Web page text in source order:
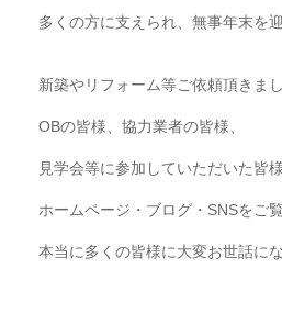
多くの方に支えられ、無事年末を
新築やリフォーム等ご依頼頂きま
OBの皆様、協力業者の皆様、
見学会等に参加していただいた皆
ホームページ・ブログ・SNSをご
本当に多くの皆様に大変お世話にな